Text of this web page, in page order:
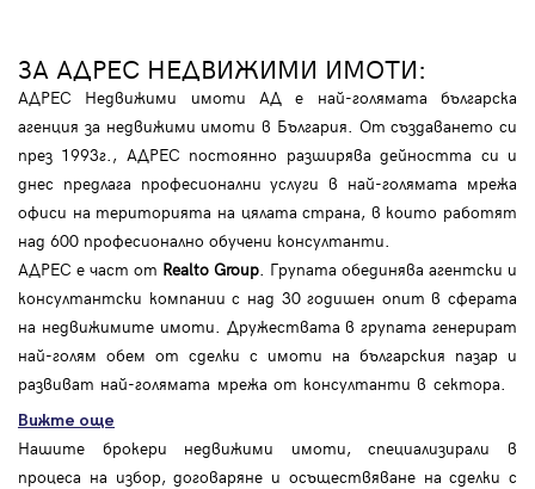
ЗА АДРЕС НЕДВИЖИМИ ИМОТИ:
АДРЕС Недвижими имоти АД е най-голямата българска
агенция за недвижими имоти в България. От създаването си
през 1993г., АДРЕС постоянно разширява дейността си и
днес предлага професионални услуги в най-голямата мрежа
офиси на територията на цялата страна, в които работят
над 600 професионално обучени консултанти.
АДРЕС е част от Realto Group. Групата обединява агентски и
консултантски компании с над 30 годишен опит в сферата
на недвижимите имоти. Дружествата в групата генерират
най-голям обем от сделки с имоти на българския пазар и
развиват най-голямата мрежа от консултанти в сектора.
Вижте още
Нашите брокери недвижими имоти, специализирали в
процеса на избор, договаряне и осъществяване на сделки с